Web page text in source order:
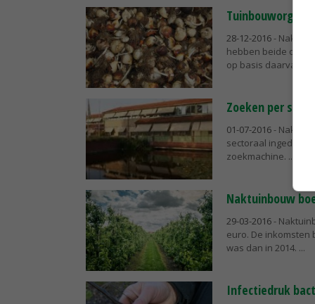
28-12-2016-
hebben beide
op basis daarvan
Zoeken per
01-07-2016-
sectoraal
zoekmachine.
Naktuinbouw
29-03-2016-
euro. De inkomsten
was dan in 2014.
Infectiedruk